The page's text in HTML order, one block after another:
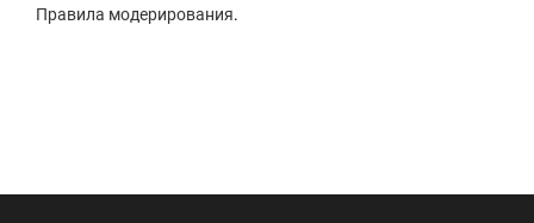
Правила модерирования.